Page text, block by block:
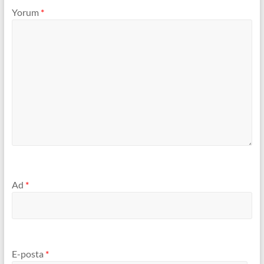
Yorum *
Ad *
E-posta *